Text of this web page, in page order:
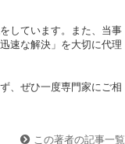
の視点で解説をして
地元横須賀で「迅速な